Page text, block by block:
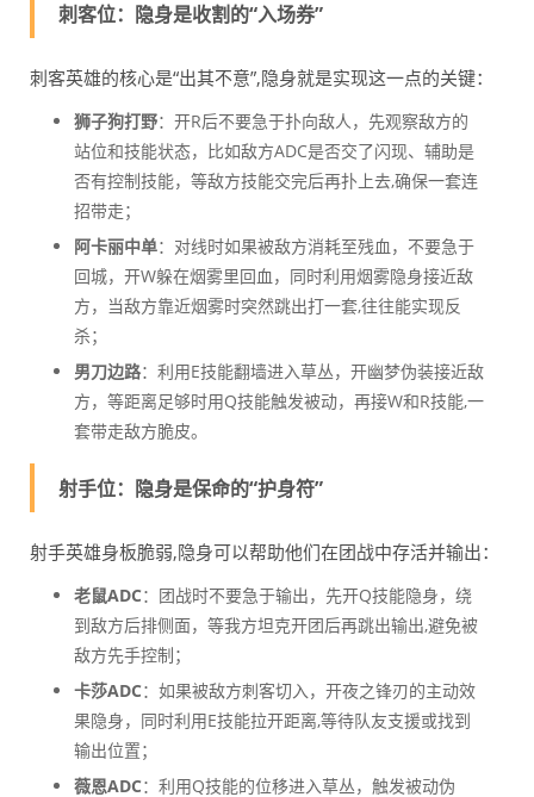
刺客位：隐身是收割的“入场券”
刺客英雄的核心是“出其不意”,隐身就是实现这一点的关键：
狮子狗打野：开R后不要急于扑向敌人，先观察敌方的
站位和技能状态，比如敌方ADC是否交了闪现、辅助是
否有控制技能，等敌方技能交完后再扑上去,确保一套连
招带走；
阿卡丽中单：对线时如果被敌方消耗至残血，不要急于
回城，开W躲在烟雾里回血，同时利用烟雾隐身接近敌
方，当敌方靠近烟雾时突然跳出打一套,往往能实现反
杀；
男刀边路：利用E技能翻墙进入草丛，开幽梦伪装接近敌
方，等距离足够时用Q技能触发被动，再接W和R技能,一
套带走敌方脆皮。
射手位：隐身是保命的“护身符”
射手英雄身板脆弱,隐身可以帮助他们在团战中存活并输出：
老鼠ADC：团战时不要急于输出，先开Q技能隐身，绕
到敌方后排侧面，等我方坦克开团后再跳出输出,避免被
敌方先手控制；
卡莎ADC：如果被敌方刺客切入，开夜之锋刃的主动效
果隐身，同时利用E技能拉开距离,等待队友支援或找到
输出位置；
薇恩ADC：利用Q技能的位移进入草丛，触发被动伪